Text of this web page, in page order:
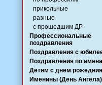
прикольные
разные
с прошедшим ДР
Профессиональные
поздравления
Поздравления с
Поздравления по
Детям с днем рожедния
Именины (День Ангела)